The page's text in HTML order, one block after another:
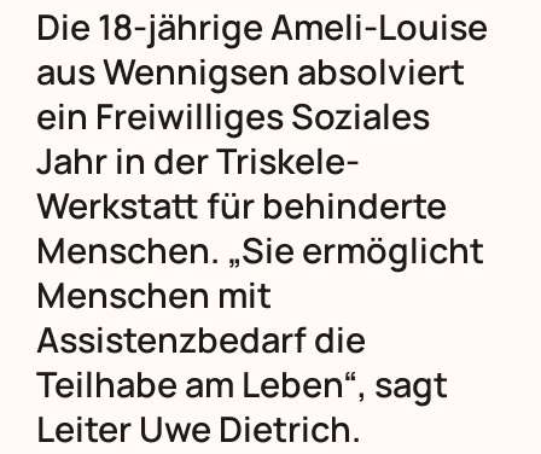
Die 18-jährige Ameli-Louise
aus Wennigsen absolviert
ein Freiwilliges Soziales
Jahr in der Triskele-
Werkstatt für behinderte
Menschen. „Sie ermöglicht
Menschen mit
Assistenzbedarf die
Teilhabe am Leben“, sagt
Leiter Uwe Dietrich.